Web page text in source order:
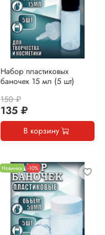
Набор пластиковых
баночек 15 мл (5 шт)
150 ₽
135 ₽
В корзину
Новинка -10%